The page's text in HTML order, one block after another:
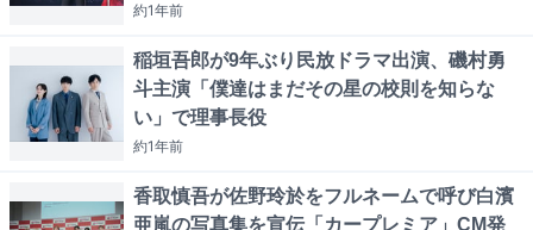
約1年前
稲垣吾郎が9年ぶり民放ドラマ出演、磯村勇
斗主演「僕達はまだその星の校則を知らな
い」で理事長役
約1年前
香取慎吾が佐野玲於をフルネームで呼び白濱
亜嵐の写真集を宣伝「カープレミア」CM発